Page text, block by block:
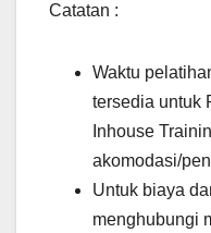
Catatan :
Waktu
tersedia untuk
Inhouse
akomodasi/
Untuk biaya
menghubungi